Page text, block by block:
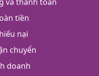
tiền
nại
chuyển
doanh